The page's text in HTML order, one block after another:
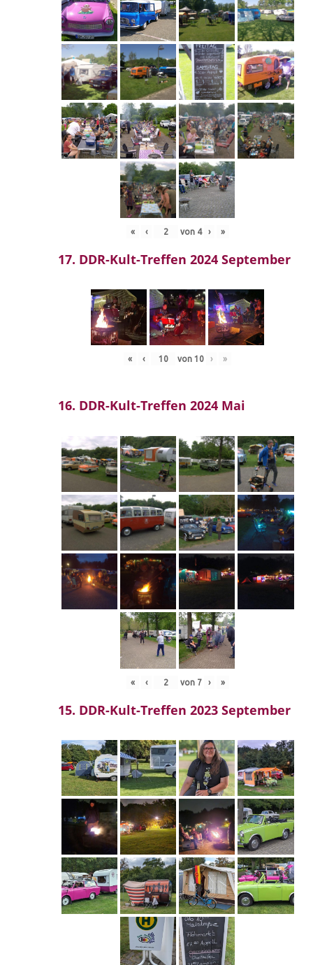
« ‹ von 4 › »
17. DDR-Kult-Treffen 2024 September
« ‹ von 10 › »
16. DDR-Kult-Treffen 2024 Mai
« ‹ von 7 › »
15. DDR-Kult-Treffen 2023 September